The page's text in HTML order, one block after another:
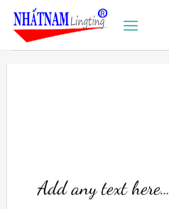
qua
Add any text here…